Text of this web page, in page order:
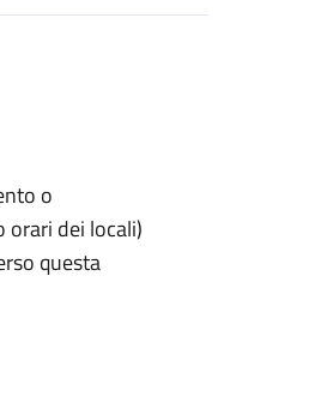
o
orari dei locali)
questa